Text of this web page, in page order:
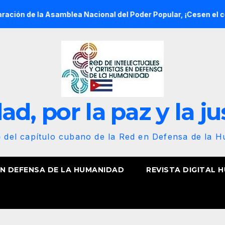
Nacional del Poder Popular, ¡Cesen el cerco
por la paz y la
del capítulo cubano de la Red en Defensa de la
DEFENSA DE LA HUMANIDAD REVISTA DIGITAL